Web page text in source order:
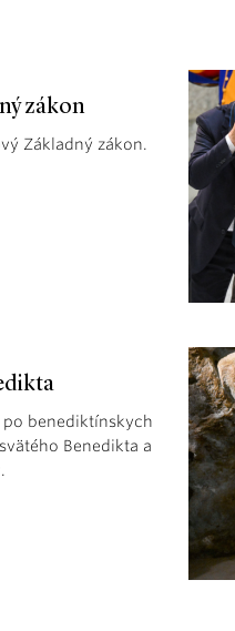
zákon
Základný zákon.
po benediktínskych
Benedikta a